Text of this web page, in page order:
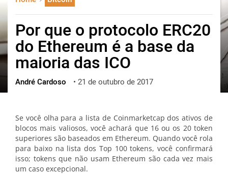
中文
한국어
العربية
ไทย
ქართული
Por que o protocolo ERC20
do Ethereum é a base da
maioria das ICO
André Cardoso • 21 de outubro de 2017
Se você olha para a lista de Coinmarketcap dos ativos de
blocos mais valiosos, você achará que 16 ou os 20 token
superiores são baseados em Ethereum. Quando você rola
para baixo na lista dos Top 100 tokens, você confirmará
isso; tokens que não usam Ethereum são cada vez mais
um caso excepcional.